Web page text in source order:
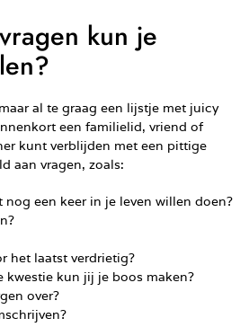
kun je
al te graag een lijstje met juicy
een familielid, vriend of
kunt verblijden met een pittige
aan vragen, zoals:
nog een keer in je leven willen doen?
het laatst verdrietig?
kwestie kun jij je boos maken?
over?